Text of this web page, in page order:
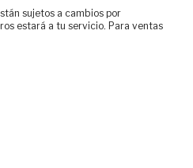
están sujetos a cambios por
estará a tu servicio. Para ventas